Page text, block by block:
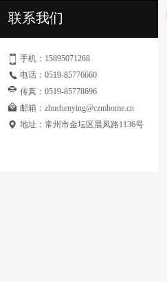
联系我们
手机： 15895071268
电话： 0519-85776660
传真： 0519-85778696
邮箱： zhuchenying@czmhome.cn
地址： 常州市金坛区晨风路1136号